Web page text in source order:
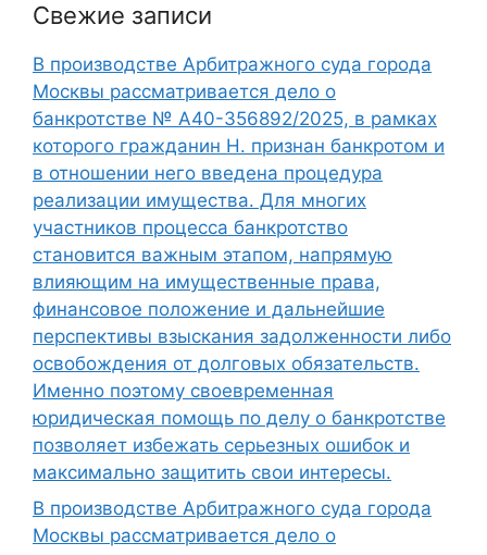
Свежие записи
В производстве Арбитражного суда города
Москвы рассматривается дело о
банкротстве № А40-356892/2025, в рамках
которого гражданин Н. признан банкротом и
в отношении него введена процедура
реализации имущества. Для многих
участников процесса банкротство
становится важным этапом, напрямую
влияющим на имущественные права,
финансовое положение и дальнейшие
перспективы взыскания задолженности либо
освобождения от долговых обязательств.
Именно поэтому своевременная
юридическая помощь по делу о банкротстве
позволяет избежать серьезных ошибок и
максимально защитить свои интересы.
В производстве Арбитражного суда города
Москвы рассматривается дело о